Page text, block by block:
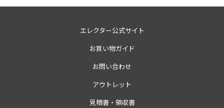
エレクター公式サイト
お買い物ガイド
お問い合わせ
アウトレット
見積書・領収書